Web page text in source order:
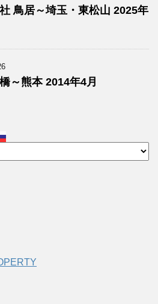
鳥居～埼玉・東松山 2025年
～熊本 2014年4月